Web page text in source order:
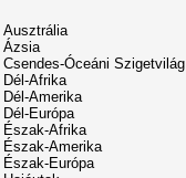
Ausztrália
Ázsia
Csendes-Óceáni Szigetvilág
Dél-Afrika
Dél-Amerika
Dél-Európa
Észak-Afrika
Észak-Amerika
Észak-Európa